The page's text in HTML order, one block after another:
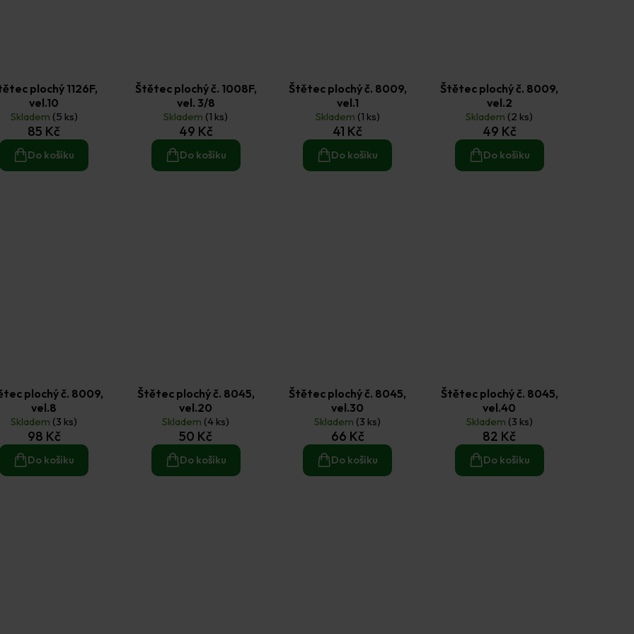
plochý 1126F,
vel.10
Skladem (5 ks)
85 Kč
Do košíku
Štětec plochý č. 1008F,
vel. 3/8
Skladem (1 ks)
49 Kč
Do košíku
Štětec plochý č. 8009,
vel.1
Skladem (1 ks)
41 Kč
Do košíku
Štětec plochý č. 8009,
vel.2
Skladem (2 ks)
49 Kč
Do košíku
plochý č. 8009,
vel.8
Skladem (3 ks)
98 Kč
Do košíku
Štětec plochý č. 8045,
vel.20
Skladem (4 ks)
50 Kč
Do košíku
Štětec plochý č. 8045,
vel.30
Skladem (3 ks)
66 Kč
Do košíku
Štětec plochý č. 8045,
vel.40
Skladem (3 ks)
82 Kč
Do košíku